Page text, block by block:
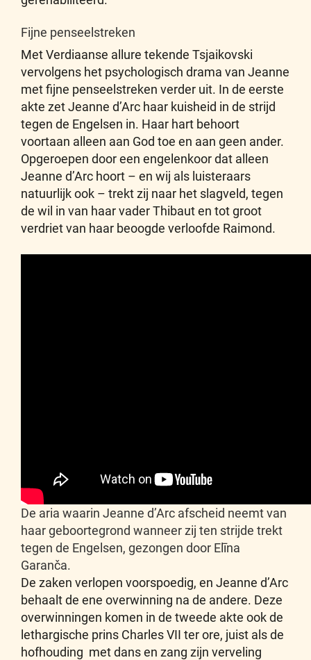
Fijne penseelstreken
Met Verdiaanse allure tekende Tsjaikovski
vervolgens het psychologisch drama van Jeanne
met fijne penseelstreken verder uit. In de eerste
akte zet Jeanne d’Arc haar kuisheid in de strijd
tegen de Engelsen in. Haar hart behoort
voortaan alleen aan God toe en aan geen ander.
Opgeroepen door een engelenkoor dat alleen
Jeanne d’Arc hoort – en wij als luisteraars
natuurlijk ook – trekt zij naar het slagveld, tegen
de wil in van haar vader Thibaut en tot groot
verdriet van haar beoogde verloofde Raimond.
De aria waarin Jeanne d’Arc afscheid neemt van
haar geboortegrond wanneer zij ten strijde trekt
tegen de Engelsen, gezongen door Elīna
Garanča.
De zaken verlopen voorspoedig, en Jeanne d’Arc
behaalt de ene overwinning na de andere. Deze
overwinningen komen in de tweede akte ook de
lethargische prins Charles VII ter ore, juist als de
hofhouding met dans en zang zijn verveling